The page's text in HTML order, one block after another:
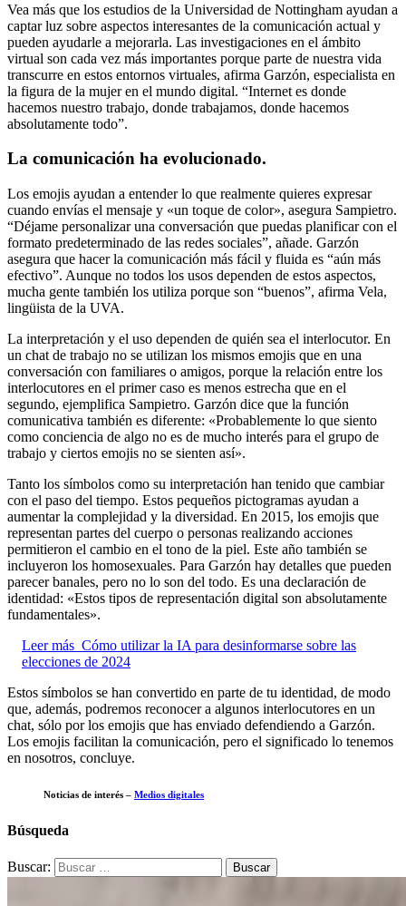
Vea más que los estudios de la Universidad de Nottingham ayudan a
captar luz sobre aspectos interesantes de la comunicación actual y
pueden ayudarle a mejorarla. Las investigaciones en el ámbito
virtual son cada vez más importantes porque parte de nuestra vida
transcurre en estos entornos virtuales, afirma Garzón, especialista en
la figura de la mujer en el mundo digital. “Internet es donde
hacemos nuestro trabajo, donde trabajamos, donde hacemos
absolutamente todo”.
La comunicación ha evolucionado.
Los emojis ayudan a entender lo que realmente quieres expresar
cuando envías el mensaje y «un toque de color», asegura Sampietro.
“Déjame personalizar una conversación que puedas planificar con el
formato predeterminado de las redes sociales”, añade. Garzón
asegura que hacer la comunicación más fácil y fluida es “aún más
efectivo”. Aunque no todos los usos dependen de estos aspectos,
mucha gente también los utiliza porque son “buenos”, afirma Vela,
lingüista de la UVA.
La interpretación y el uso dependen de quién sea el interlocutor. En
un chat de trabajo no se utilizan los mismos emojis que en una
conversación con familiares o amigos, porque la relación entre los
interlocutores en el primer caso es menos estrecha que en el
segundo, ejemplifica Sampietro. Garzón dice que la función
comunicativa también es diferente: «Probablemente lo que siento
como conciencia de algo no es de mucho interés para el grupo de
trabajo y ciertos emojis no se sienten así».
Tanto los símbolos como su interpretación han tenido que cambiar
con el paso del tiempo. Estos pequeños pictogramas ayudan a
aumentar la complejidad y la diversidad. En 2015, los emojis que
representan partes del cuerpo o personas realizando acciones
permitieron el cambio en el tono de la piel. Este año también se
incluyeron los homosexuales. Para Garzón hay detalles que pueden
parecer banales, pero no lo son del todo. Es una declaración de
identidad: «Estos tipos de representación digital son absolutamente
fundamentales».
Leer más Cómo utilizar la IA para desinformarse sobre las
elecciones de 2024
Estos símbolos se han convertido en parte de tu identidad, de modo
que, además, podremos reconocer a algunos interlocutores en un
chat, sólo por los emojis que has enviado defendiendo a Garzón.
Los emojis facilitan la comunicación, pero el significado lo tenemos
en nosotros, concluye.
Noticias de interés – Medios digitales
Búsqueda
Buscar: